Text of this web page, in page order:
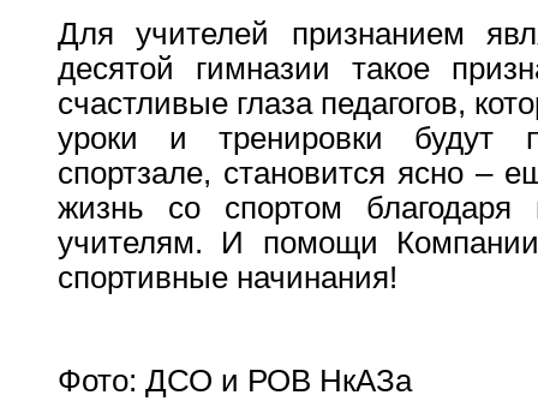
Для учителей признанием
десятой гимназии такое
счастливые глаза педагогов,
уроки и тренировки будут
спортзале, становится ясно –
жизнь со спортом
учителям. И помощи
спортивные начинания!
Фото: ДСО и РОВ НкАЗа